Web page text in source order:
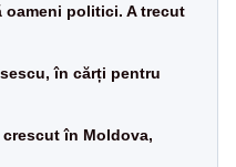
oameni politici. A trecut
în cărți pentru
în Moldova,